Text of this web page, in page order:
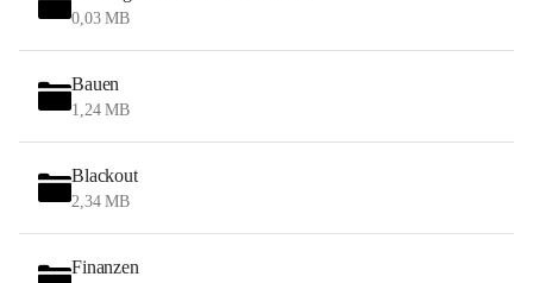
0,03 MB
Bauen
1,24 MB
Blackout
2,34 MB
Finanzen